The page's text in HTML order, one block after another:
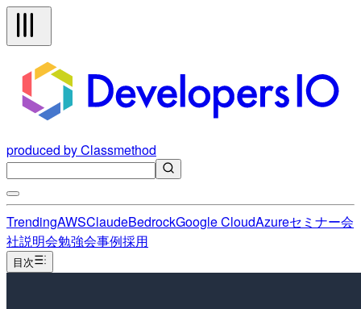
produced by Classmethod
TrendingAWSClaudeBedrockGoogle CloudAzureセミナー会
社説明会勉強会事例採用
目次